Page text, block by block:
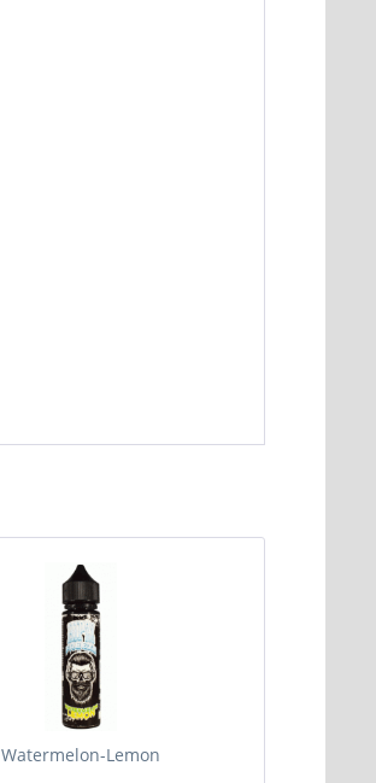
Watermelon-Lemon